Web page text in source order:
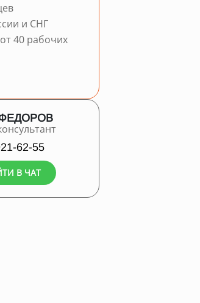
и СНГ
40 рабочих
62-55
В ЧАТ